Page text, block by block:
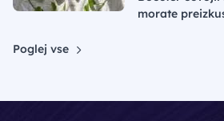
morate
Poglej vse